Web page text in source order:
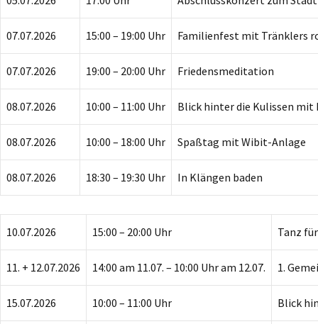
07.07.2026 15:00 – 19:00 Uhr Familienfest mit Tränklers
07.07.2026 19:00 – 20:00 Uhr Friedensmeditation
08.07.2026 10:00 – 11:00 Uhr Blick hinter die Kulissen mit
08.07.2026 10:00 – 18:00 Uhr Spaßtag mit Wibit-Anlage
08.07.2026 18:30 – 19:30 Uhr In Klängen baden
10.07.2026 15:00 – 20:00 Uhr Tanz
11. + 12.07.2026 14:00 am 11.07. – 10:00 Uhr am 12.07. 1.
15.07.2026 10:00 – 11:00 Uhr Blick